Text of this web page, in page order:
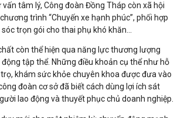
vấn tâm lý, Công đoàn Đồng Tháp còn xã hội
trình “Chuyến xe hạnh phúc”, phối hợp
trọn gói cho thai phụ khó khăn...
còn thể hiện qua năng lực thương lượng
tập thể. Những điều khoản cụ thể như hỗ
khám sức khỏe chuyên khoa được đưa vào
đoàn cơ sở đã biết cách dùng lợi ích sát
lao động và thuyết phục chủ doanh nghiệp.